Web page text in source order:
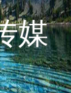
媒